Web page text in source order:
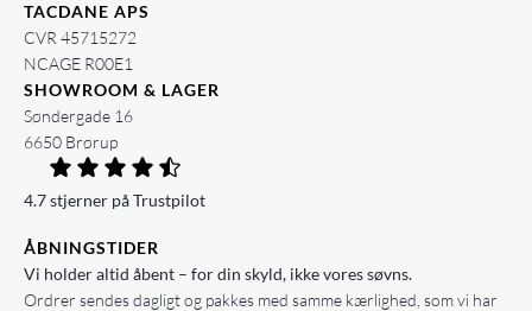
TACDANE APS
CVR 45715272
NCAGE R00E1
SHOWROOM & LAGER
Søndergade 16
6650 Brørup
4.7 stjerner på Trustpilot
ÅBNINGSTIDER
Vi holder altid åbent – for din skyld, ikke vores søvns.
Ordrer sendes dagligt og pakkes med samme kærlighed, som vi har